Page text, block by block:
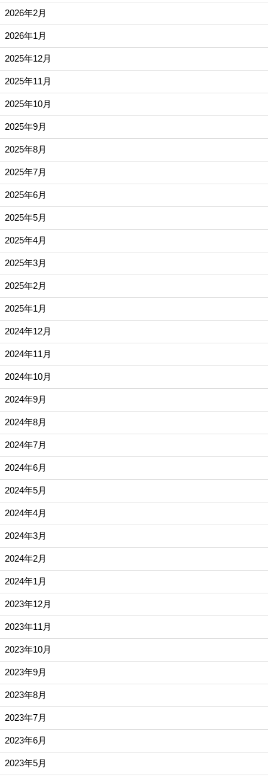
2026年2月
2026年1月
2025年12月
2025年11月
2025年10月
2025年9月
2025年8月
2025年7月
2025年6月
2025年5月
2025年4月
2025年3月
2025年2月
2025年1月
2024年12月
2024年11月
2024年10月
2024年9月
2024年8月
2024年7月
2024年6月
2024年5月
2024年4月
2024年3月
2024年2月
2024年1月
2023年12月
2023年11月
2023年10月
2023年9月
2023年8月
2023年7月
2023年6月
2023年5月